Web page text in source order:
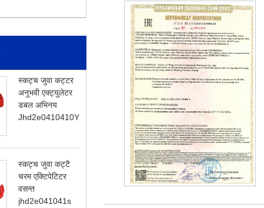
स्कट्च जुवा कट्टर
अनुभवी एक्ट्युलेटर
डबल अभिनय
Jhd2e0410410YDA
स्कट्च जुवा कट्टै
चरम एक्टिपेटिटर
वसन्त
jhd2e041041s